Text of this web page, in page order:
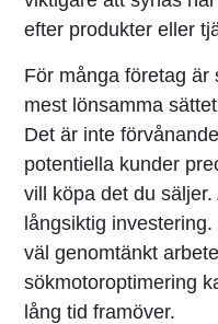
efter produkter eller
För många företag är
mest lönsamma
Det är inte
potentiella kunder
vill köpa det du
långsiktig
väl genomtänkt
sökmotoroptimering
lång tid framöver.